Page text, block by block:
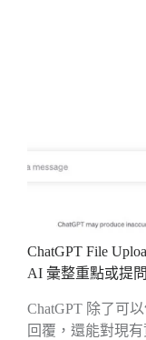
ChatGPT File
AI 彙整重點或提
ChatGPT 除了可
回覆，還能對現